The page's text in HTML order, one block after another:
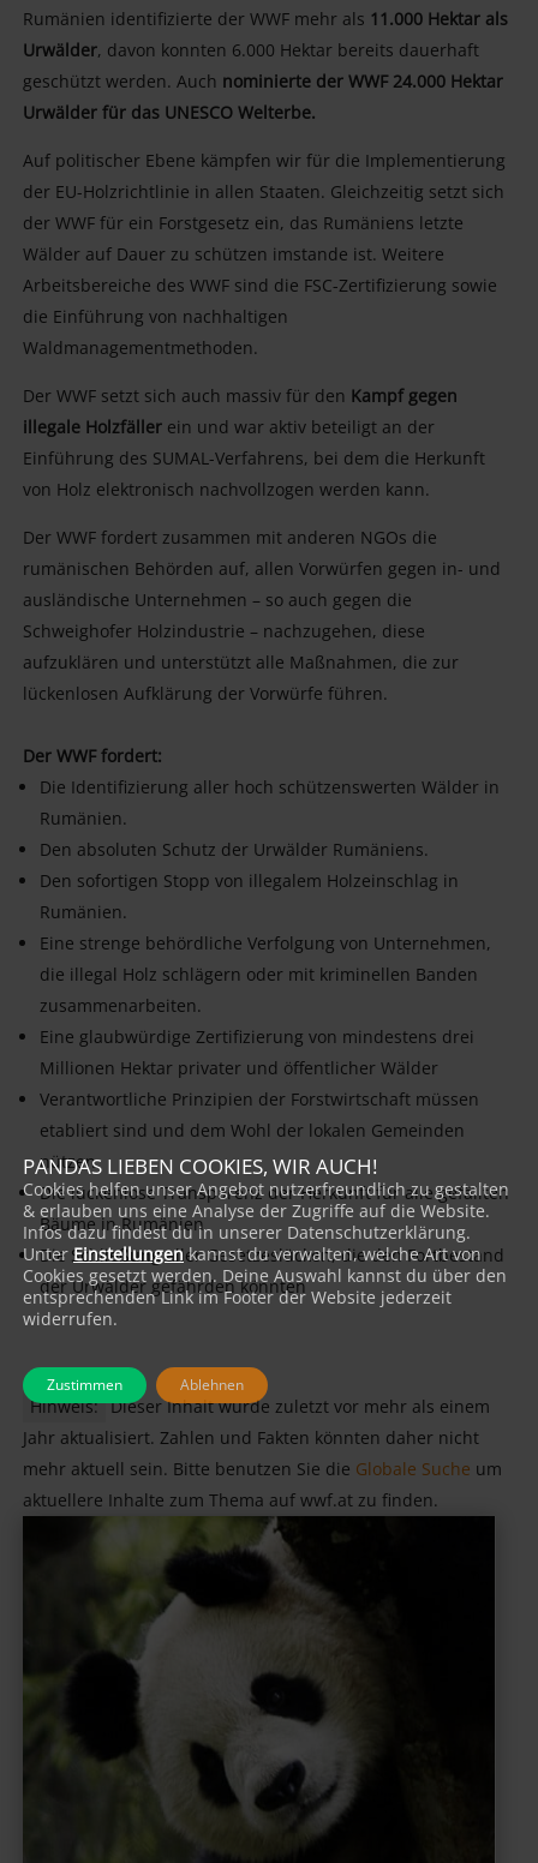
Rumänien identifizierte der WWF mehr als 11.000 Hektar als
Urwälder, davon konnten 6.000 Hektar bereits dauerhaft
geschützt werden. Auch nominierte der WWF 24.000 Hektar
Urwälder für das UNESCO Welterbe.
Auf politischer Ebene kämpfen wir für die Implementierung
der EU-Holzrichtlinie in allen Staaten. Gleichzeitig setzt sich
der WWF für ein Forstgesetz ein, das Rumäniens letzte
Wälder auf Dauer zu schützen imstande ist. Weitere
Arbeitsbereiche des WWF sind die FSC-Zertifizierung sowie
die Einführung von nachhaltigen
Waldmanagementmethoden.
Der WWF setzt sich auch massiv für den Kampf gegen
illegale Holzfällerein und war aktiv beteiligt an der
Einführung des SUMAL-Verfahrens, bei dem die Herkunft
von Holz elektronisch nachvollzogen werden kann.
Der WWF fordert zusammen mit anderen NGOs die
rumänischen Behörden auf, allen Vorwürfen gegen in- und
ausländische Unternehmen – so auch gegen die
Schweighofer Holzindustrie – nachzugehen, diese
aufzuklären und unterstützt alle Maßnahmen, die zur
lückenlosen Aufklärung der Vorwürfe führen.
Der WWF fordert:
Die Identifizierung aller hoch schützenswerten Wälder in
Rumänien.
Den absoluten Schutz der Urwälder Rumäniens.
Den sofortigen Stopp von illegalem Holzeinschlag in
Rumänien.
Eine strenge behördliche Verfolgung von Unternehmen,
die illegal Holz schlägern oder mit kriminellen Banden
zusammenarbeiten.
Eine glaubwürdige Zertifizierung von mindestens drei
Millionen Hektar privater und öffentlicher Wälder
Verantwortliche Prinzipien der Forstwirtschaft müssen
etabliert sind und dem Wohl der lokalen Gemeinden
nützen.
Die lückenlose Transparenz der Herkunft für alle gefällten
Bäume in Rumänien
Die Schließung aller Gesetzeslücken, die den Fortbestand
der Urwälder gefährden könnten
Hinweis: Dieser Inhalt wurde zuletzt vor mehr als einem
Jahr aktualisiert. Zahlen und Fakten könnten daher nicht
mehr aktuell sein. Bitte benutzen Sie die Globale Suche um
aktuellere Inhalte zum Thema auf wwf.at zu finden.
PANDAS LIEBEN COOKIES, WIR AUCH!
Cookies helfen unser Angebot nutzerfreundlich zu gestalten
& erlauben uns eine Analyse der Zugriffe auf die Website.
Infos dazu findest du in unserer Datenschutzerklärung.
UnterEinstellungen kannst du verwalten, welche Art von
Cookies gesetzt werden. Deine Auswahl kannst du über den
entsprechenden Link im Footer der Website jederzeit
widerrufen.
Zustimmen Ablehnen